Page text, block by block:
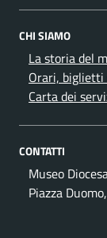
CHI SIAMO
La storia del
Orari,
Carta dei
CONTATTI
Museo
Piazza